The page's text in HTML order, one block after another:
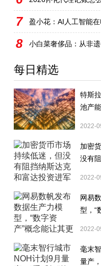
7
8
每日精选
特斯
池产
2022-
加密
没有
2022-
网易
型，“
2022-
毫末
量产